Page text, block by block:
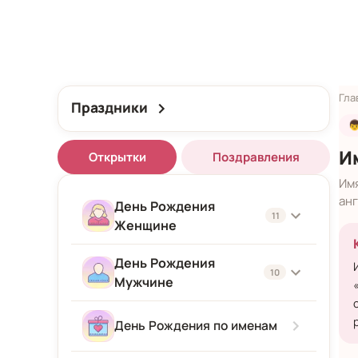
Праздники
Открытки Поздравления
День Рождения
Женщине
11
Женщине
Подруге
Девушке
День Рождения
Мужчине
10
Мужчине
День Рождения по именам